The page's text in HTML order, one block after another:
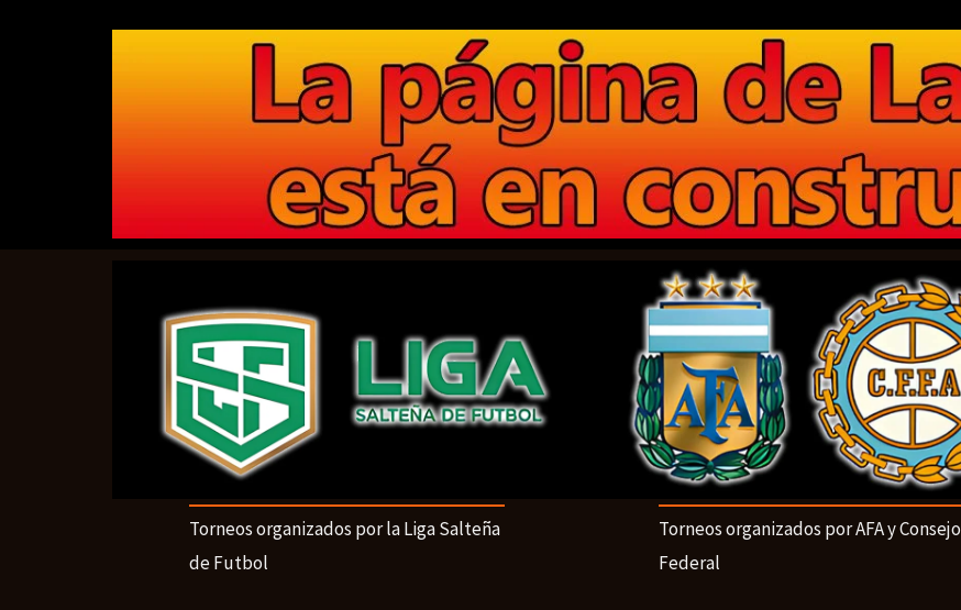
Torneos organizados por la Liga Salteña
de Futbol
Torneos organizados por AFA y Consejo
Federal